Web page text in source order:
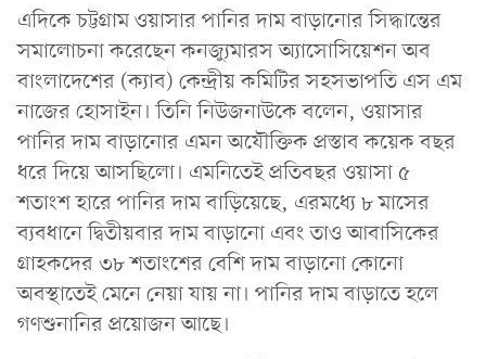
এদিকে চট্টগ্রাম ওয়াসার পানির দাম বাড়ানোর সিদ্ধান্তের
সমালোচনা করেছেন কনজ্যুমারস অ্যাসোসিয়েশন অব
বাংলাদেশের (ক্যাব) কেন্দ্রীয় কমিটির সহসভাপতি এস এম
নাজের হোসাইন। তিনি নিউজনাউকে বলেন, ওয়াসার
পানির দাম বাড়ানোর এমন অযৌক্তিক প্রস্তাব কয়েক বছর
ধরে দিয়ে আসছিলো। এমনিতেই প্রতিবছর ওয়াসা ৫
শতাংশ হারে পানির দাম বাড়িয়েছে, এরমধ্যে ৮ মাসের
ব্যবধানে দ্বিতীয়বার দাম বাড়ানো এবং তাও আবাসিকের
গ্রাহকদের ৩৮ শতাংশের বেশি দাম বাড়ানো কোনো
অবস্থাতেই মেনে নেয়া যায় না। পানির দাম বাড়াতে হলে
গণশুনানির প্রয়োজন আছে।